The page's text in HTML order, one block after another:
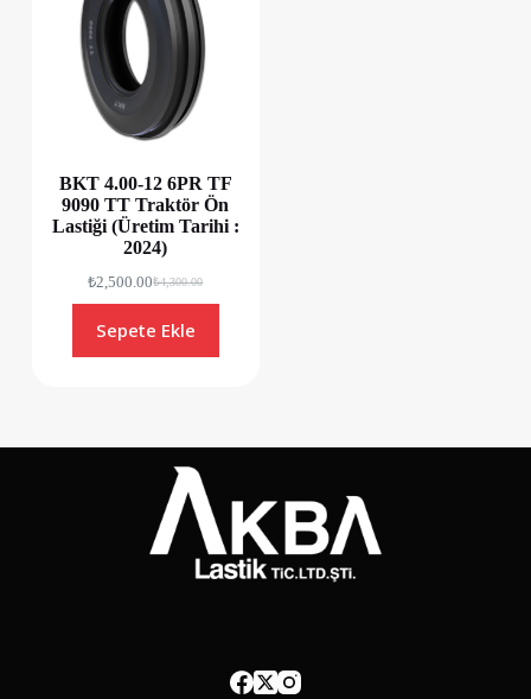
BKT 4.00-12 6PR TF
9090 TT Traktör Ön
Lastiği (Üretim Tarihi :
2024)
₺4,300.00
₺2,500.00
Sepete Ekle